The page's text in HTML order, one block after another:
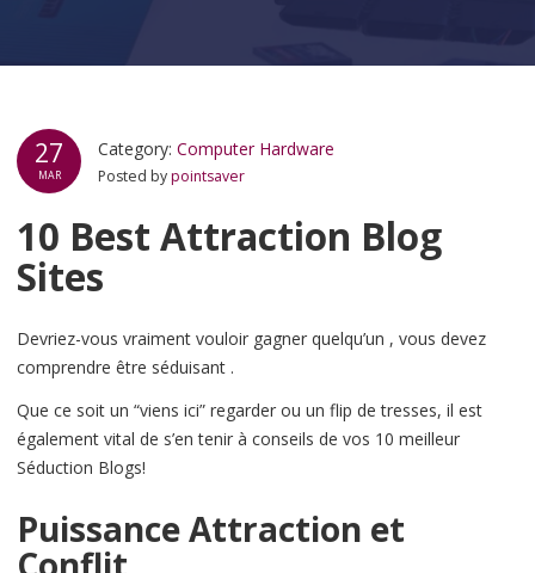
27
MAR
Category:Computer Hardware
Posted bypointsaver
10 Best Attraction Blog
Sites
Devriez-vous vraiment vouloir gagner quelqu’un , vous devez
comprendre être séduisant .
Que ce soit un “viens ici” regarder ou un flip de tresses, il est
également vital de s’en tenir à conseils de vos 10 meilleur
Séduction Blogs!
Puissance Attraction et